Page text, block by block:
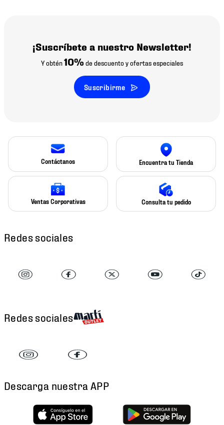
¡Suscríbete a nuestro Newsletter!
Y obtén10% de descuento y ofertas especiales
Suscribirme
Contáctanos Encuentra tu Tienda
Ventas Corporativas Consulta tu pedido
Redes sociales
Redes sociales
Descarga nuestra APP